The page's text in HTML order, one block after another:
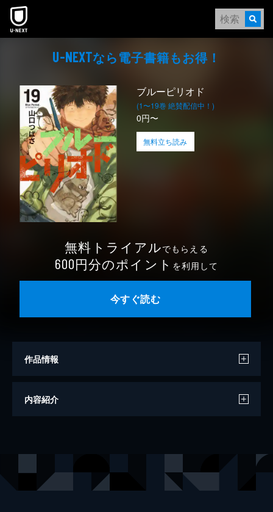
本文へスキップ
U-NEXTなら電⼦書籍もお得！
ブルーピリオド
(1〜19巻 絶賛配信中！)
0円〜
無料立ち読み
無料トライアルでもらえる
600円分のポイント を利用して
今すぐ読む
作品情報
著者
内容紹介